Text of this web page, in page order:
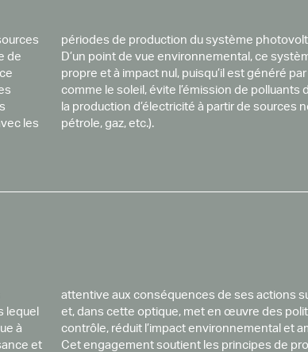
de
les
périodes de production du système
D’un point de vue environnemental, ce
propre et à impact nul, puisqu’il est généré
comme le soleil, évite l’émission de polluants
la production d’électricité à partir de sources
pétrole, gaz, etc.).
lequel
à
et
attentive aux conséquences de ses actions
et, dans cette optique, met en œuvre des
contrôle, réduit l’impact environnemental et
Cet engagement soutient les principes de